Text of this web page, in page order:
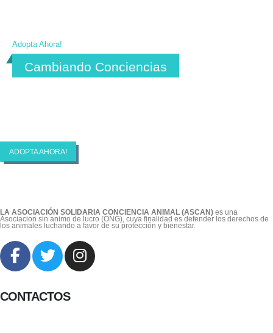
Adopta Ahora!
Cambiando Conciencias
ADOPTA AHORA!
LA ASOCIACIÓN SOLIDARIA CONCIENCIA ANIMAL (ASCAN) es una
Asociacion sin animo de lucro (ONG), cuya finalidad es defender los derechos de
los animales luchando a favor de su protección y bienestar.
CONTACTOS